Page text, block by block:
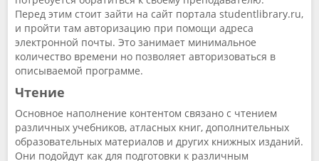
Перед этим стоит зайти на сайт портала studentlibrary.ru,
и пройти там авторизацию при помощи адреса
электронной почты. Это занимает минимальное
количество времени но позволяет авторизоваться в
описываемой программе.
Чтение
Основное наполнение контентом связано с чтением
различных учебников, атласных книг, дополнительных
образовательных материалов и других книжных изданий.
Они подойдут как для подготовки к различным